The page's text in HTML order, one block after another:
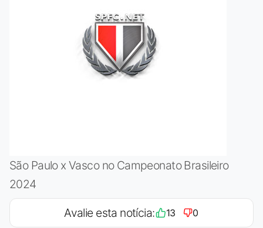
São Paulo x Vasco no Campeonato Brasileiro
2024
Avalie esta notícia: 13 0